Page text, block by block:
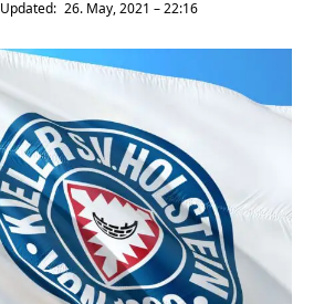
Updated: 26. May, 2021 – 22:16